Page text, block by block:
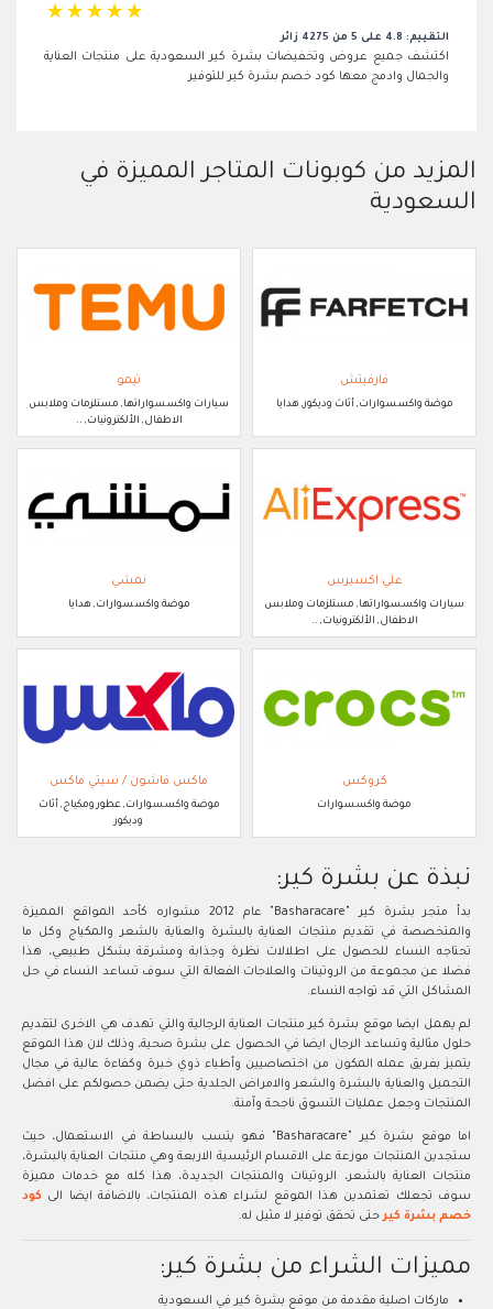
☆ ☆ ☆ ☆ ☆
التقييم: 4.8 على 5 من 4275 زائر
اكتشف جميع عروض وتخفيضات بشرة كير السعودية على منتجات العناية
والجمال وادمج معها كود خصم بشرة كير للتوفير
المزيد من كوبونات المتاجر المميزة في
السعودية
فارفيتش
موضة واكسسوارات, أثاث وديكور, هدايا
تيمو
سيارات واكسسواراتها, مستلزمات وملابس
الاطفال, الألكترونيات, ..
علي اكسبرس
سيارات واكسسواراتها, مستلزمات وملابس
الاطفال, الألكترونيات, ..
نمشي
موضة واكسسوارات, هدايا
كروكس
موضة واكسسوارات
ماكس فاشون / سيتي ماكس
موضة واكسسوارات, عطور ومكياج, أثاث
وديكور
نبذة عن بشرة كير:
بدأ متجر بشرة كير "Basharacare" عام 2012 مشواره كأحد المواقع المميزة
والمتخصصة في تقديم منتجات العناية بالبشرة والعناية بالشعر والمكياج وكل ما
تحتاجه النساء للحصول على اطلالات نظرة وجذابة ومشرقة بشكل طبيعي، هذا
فضلا عن مجموعة من الروتينات والعلاجات الفعالة التي سوف تساعد النساء في حل
المشاكل التي قد تواجه النساء.
لم يهمل ايضا موقع بشرة كير منتجات العناية الرجالية والتي تهدف هي الاخرى لتقديم
حلول مثالية وتساعد الرجال ايضا في الحصول على بشرة صحية، وذلك لان هذا الموقع
يتميز بفريق عمله المكون من اختصاصيين وأطباء ذوي خبرة وكفاءة عالية في مجال
التجميل والعناية بالبشرة والشعر والامراض الجلدية حتى يضمن حصولكم على افضل
المنتجات وجعل عمليات التسوق ناجحة وآمنة.
اما موقع بشرة كير "Basharacare" فهو يتسب بالبساطة في الاستعمال، حيث
ستجدين المنتجات موزعة على الاقسام الرئيسية الاربعة وهي منتجات العناية بالبشرة،
منتجات العناية بالشعر، الروتينات والمنتجات الجديدة، هذا كله مع خدمات مميزة
سوف تجعلك تعتمدين هذا الموقع لشراء هذه المنتجات، بالاضافة ايضا الى كود
خصم بشرة كيرحتى تحقق توفير لا مثيل له.
مميزات الشراء من بشرة كير:
ماركات اصلية مقدمة من موقع بشرة كير في السعودية